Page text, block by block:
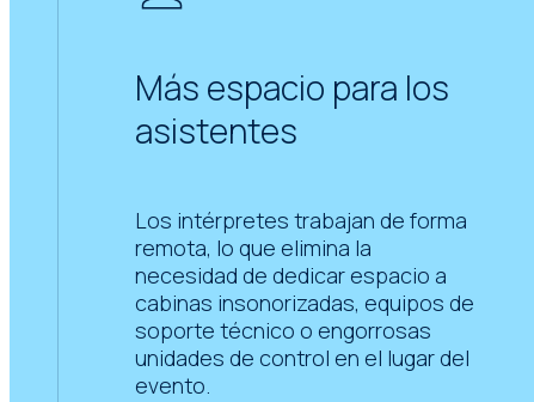
Más espacio para los
asistentes
Los intérpretes trabajan de forma
remota, lo que elimina la
necesidad de dedicar espacio a
cabinas insonorizadas, equipos de
soporte técnico o engorrosas
unidades de control en el lugar del
evento.